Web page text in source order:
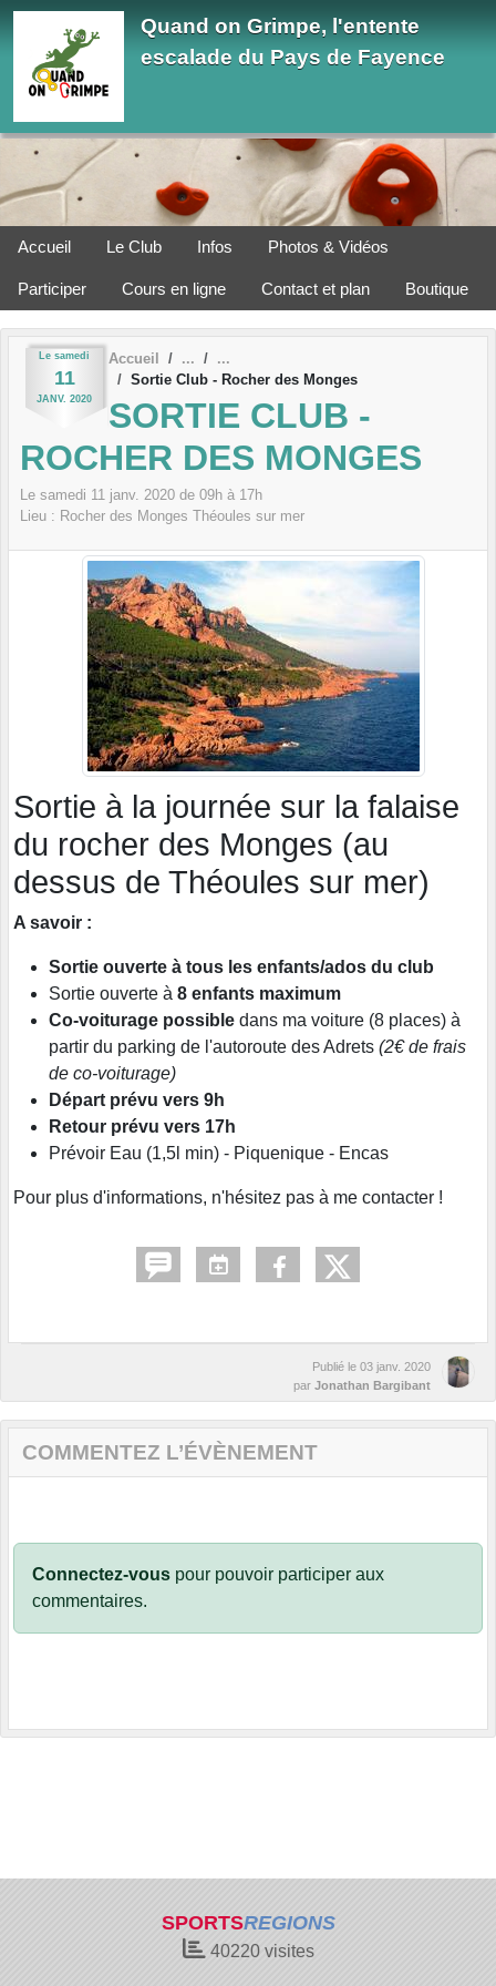
Quand on Grimpe, l'entente
escalade du Pays de Fayence
Accueil Le Club Infos Photos & Vidéos
Participer Cours en ligne Contact et plan Boutique
Le samedi
11
JANV. 2020
Accueil
Sortie Club - Rocher des Monges
SORTIE CLUB -
ROCHER DES MONGES
Le samedi 11 janv. 2020 de 09h à 17h
Lieu : Rocher des Monges Théoules sur mer
Sortie à la journée sur la falaise
du rocher des Monges (au
dessus de Théoules sur mer)
A savoir :
Sortie ouverte à tous les enfants/ados du club
Sortie ouverte à 8 enfants maximum
Co-voiturage possible dans ma voiture (8 places) à
partir du parking de l'autoroute des Adrets (2€ de frais
de co-voiturage)
Départ prévu vers 9h
Retour prévu vers 17h
Prévoir Eau (1,5l min) - Piquenique - Encas
Pour plus d'informations, n'hésitez pas à me contacter !
Publié le 03 janv. 2020
par Jonathan Bargibant
COMMENTEZ L’ÉVÈNEMENT
Connectez-vous pour pouvoir participer aux
commentaires.
SPORTSREGIONS
40220visites
Panneau de gestion des cookies